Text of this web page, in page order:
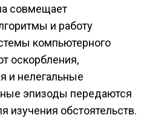
совмещает
и работу
компьютерного
оскорбления,
и нелегальные
эпизоды передаются
обстоятельств.